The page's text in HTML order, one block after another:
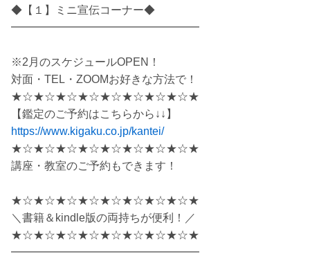
◆【１】ミニ宣伝コーナー◆
━━━━━━━━━━━━━━━━━
※2月のスケジュールOPEN！
対面・TEL・ZOOMお好きな方法で！
★☆★☆★☆★☆★☆★☆★☆★☆★
【鑑定のご予約はこちらから↓↓】
https://www.kigaku.co.jp/kantei/
★☆★☆★☆★☆★☆★☆★☆★☆★
講座・教室のご予約もできます！
★☆★☆★☆★☆★☆★☆★☆★☆★
＼書籍＆kindle版の両持ちが便利！／
★☆★☆★☆★☆★☆★☆★☆★☆★
━━━━━━━━━━━━━━━━━